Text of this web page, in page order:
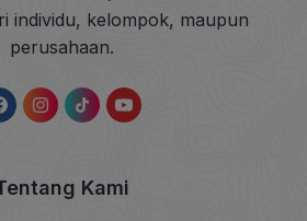
individu, kelompok, maupun
perusahaan.
Kami